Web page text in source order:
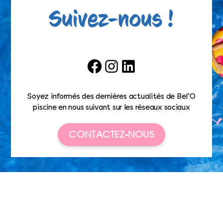
FacebookInstagramLinkedIn
Soyez informés des dernières actualités de Bel’O
piscine en nous suivant sur les réseaux sociaux
CONTACTEZ-NOUS